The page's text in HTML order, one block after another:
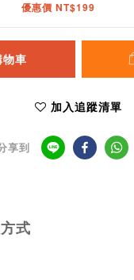
優惠價 NT$199
物車
加入追蹤清單
享到
式